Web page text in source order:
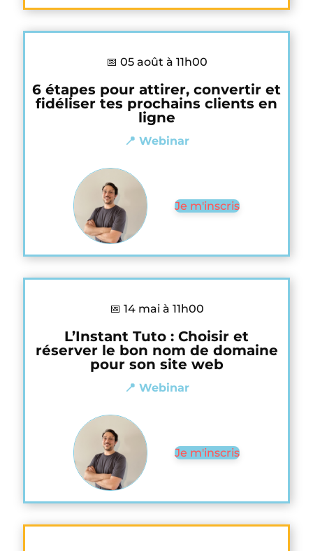
📅 05 août à 11h00
6 étapes pour attirer, convertir et
fidéliser tes prochains clients en
ligne
📍 Webinar
Je m'inscris
📅 14 mai à 11h00
L’Instant Tuto : Choisir et
réserver le bon nom de domaine
pour son site web
📍 Webinar
Je m'inscris